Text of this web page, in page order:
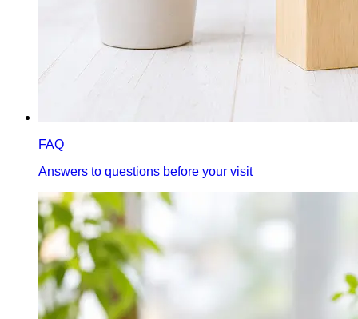
FAQ
Answers to questions before your visit